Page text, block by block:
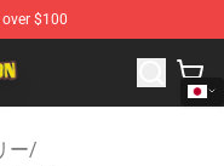
$100
Merchandise
ー/